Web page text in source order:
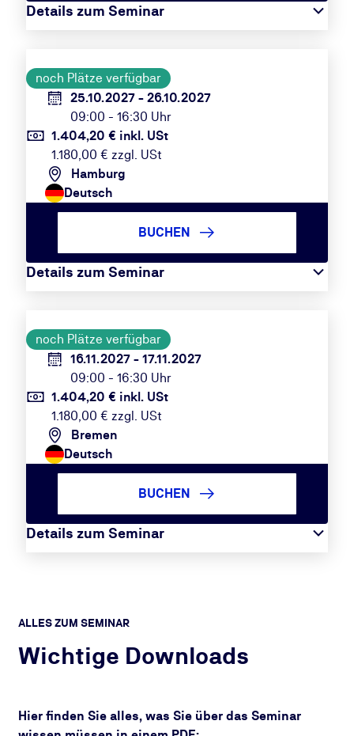
Details zum Seminar
noch Plätze verfügbar
25.10.2027 - 26.10.2027
09:00 - 16:30 Uhr
1.404,20 € inkl. USt
1.180,00 € zzgl. USt
Hamburg
Deutsch
Details zum Seminar
BUCHEN
noch Plätze verfügbar
16.11.2027 - 17.11.2027
09:00 - 16:30 Uhr
1.404,20 € inkl. USt
1.180,00 € zzgl. USt
Bremen
Deutsch
Details zum Seminar
BUCHEN
ALLES ZUM SEMINAR
Wichtige Downloads
Hier finden Sie alles, was Sie über das Seminar